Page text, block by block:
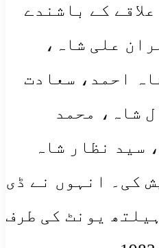
کے باشندے
علی شاہ،
احمد، سعادت
شاہ، محمد
سید نظار شاہ
کی۔ انہوں نے ڈی
یونٹ کی طرف